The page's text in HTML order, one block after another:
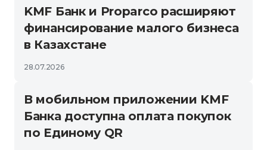
KMF Банк и Proparco расширяют
финансирование малого бизнеса
в Казахстане
28.07.2026
В мобильном приложении KMF
Банка доступна оплата покупок
по Единому QR